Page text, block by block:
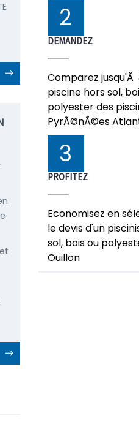
2
DEMANDEZ
Comparez jusqu'Ã
piscine hors sol,
polyester des
PyrÃ©nÃ©es
3
PROFITEZ
Economisez en
le devis d'un
sol, bois ou
Ouillon